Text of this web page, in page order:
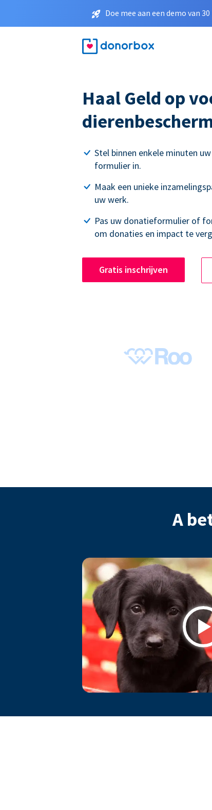
Doe mee aan een demo van
Haal Geld op
Stel binnen enkele minuten
formulier in.
Maak een unieke
uw werk.
Pas uw donatieformulier of
om donaties en impact te
Gratis inschrijven
A
Play